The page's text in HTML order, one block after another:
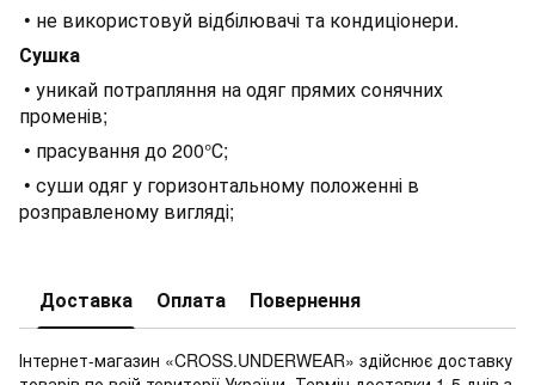
• не використовуй відбілювачі та кондиціонери.
Сушка
• уникай потрапляння на одяг прямих сонячних
променів;
• прасування до 200°С;
• суши одяг у горизонтальному положенні в
розправленому вигляді;
Доставка Оплата Повернення
Інтернет-магазин «CROSS.UNDERWEAR» здійснює доставку